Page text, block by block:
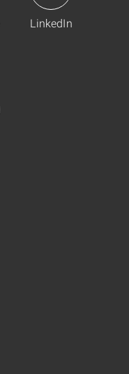
LinkedIn